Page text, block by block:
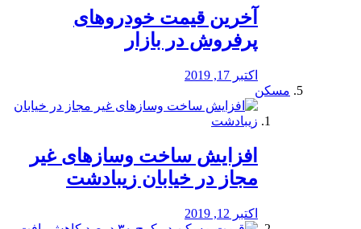
آخرین قیمت خودرو‌های
پرفروش در بازار
اکتبر 17, 2019
مسکن
افزایش ساخت وسازهای غیر
مجاز در خیابان زیبادشت
اکتبر 12, 2019